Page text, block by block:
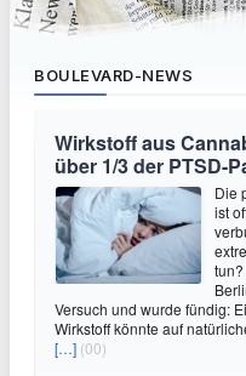
BOULEVARD-NEWS
Wirkstoff aus
über 1/3 der PTSD-
Die
ist
Versuch und wurde fündig:
Wirkstoff könnte auf
[…] (00)